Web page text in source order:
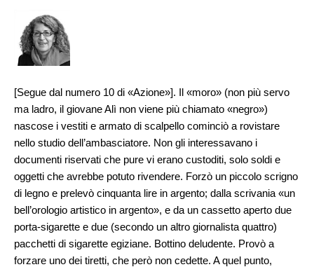
[Segue dal numero 10 di «Azione»]. Il «moro» (non più servo
ma ladro, il giovane Alì non viene più chiamato «negro»)
nascose i vestiti e armato di scalpello cominciò a rovistare
nello studio dell’ambasciatore. Non gli interessavano i
documenti riservati che pure vi erano custoditi, solo soldi e
oggetti che avrebbe potuto rivendere. Forzò un piccolo scrigno
di legno e prelevò cinquanta lire in argento; dalla scrivania «un
bell’orologio artistico in argento», e da un cassetto aperto due
porta-sigarette e due (secondo un altro giornalista quattro)
pacchetti di sigarette egiziane. Bottino deludente. Provò a
forzare uno dei tiretti, che però non cedette. A quel punto,